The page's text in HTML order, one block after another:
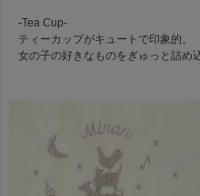
-Tea Cup-
ティーカップがキュートで印象的。
女の子の好きなものをぎゅっと詰め